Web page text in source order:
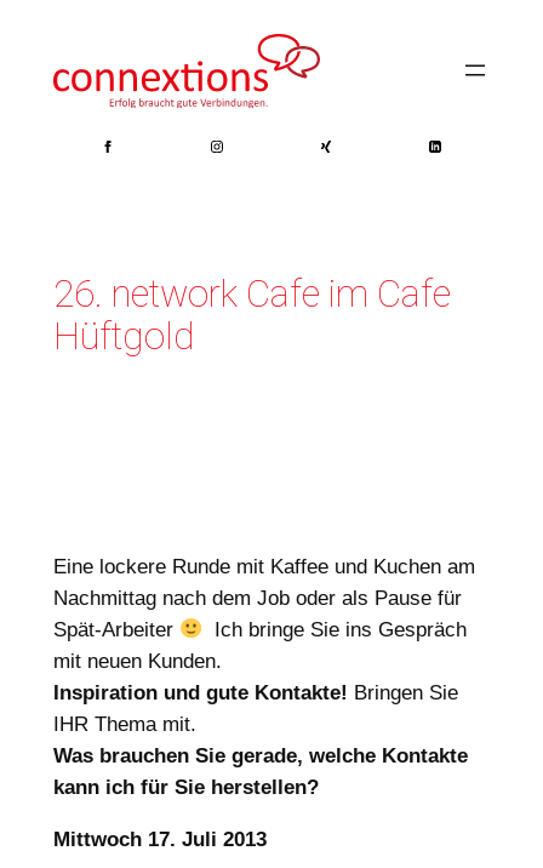
springen
26. network Cafe im Cafe
Hüftgold
Eine lockere Runde mit Kaffee und Kuchen am
Nachmittag nach dem Job oder als Pause für
Spät-Arbeiter
Ich bringe Sie ins Gespräch
mit neuen Kunden.
Inspiration und gute Kontakte! Bringen Sie
IHR Thema mit.
Was brauchen Sie gerade, welche Kontakte
kann ich für Sie herstellen?
Mittwoch 17. Juli 2013